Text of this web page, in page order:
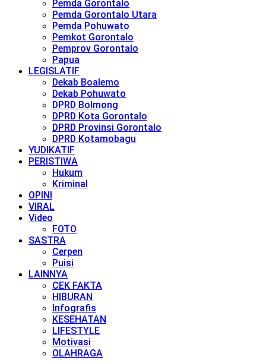
Pemda Gorontalo
Pemda Gorontalo Utara
Pemda Pohuwato
Pemkot Gorontalo
Pemprov Gorontalo
Papua
LEGISLATIF
Dekab Boalemo
Dekab Pohuwato
DPRD Bolmong
DPRD Kota Gorontalo
DPRD Provinsi Gorontalo
DPRD Kotamobagu
YUDIKATIF
PERISTIWA
Hukum
Kriminal
OPINI
VIRAL
Video
FOTO
SASTRA
Cerpen
Puisi
LAINNYA
CEK FAKTA
HIBURAN
Infografis
KESEHATAN
LIFESTYLE
Motivasi
OLAHRAGA